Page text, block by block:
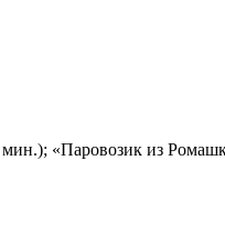
«Паровозик из